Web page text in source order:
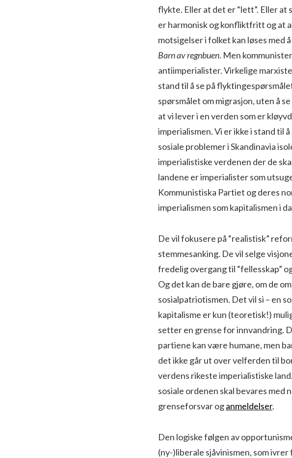
flykte. Eller at det er “lett”. Eller at
er harmonisk og konfliktfritt og at
motsigelser i folket kan løses med
Barn av regnbuen. Men
antiimperialister. Virkelige
stand til å se på
spørsmålet om migrasjon, uten å
at vi lever i en verden som er
imperialismen. Vi er ikke i stand til å
sosiale problemer i Skandinavia
imperialistiske verdenen der de
landene er imperialister som
Kommunistiska Partiet og deres
imperialismen som kapitalismen i
De vil fokusere på “realistisk”
stemmesanking. De vil selge
fredelig overgang til “fellesskap”
Og det kan de bare gjøre, om de
sosialpatriotismen. Det vil si – en
kapitalisme er kun (teoretisk!)
setter en grense for innvandring.
partiene kan være humane, men
det ikke går ut over velferden til
verdens rikeste imperialistiske
sosiale ordenen skal bevares med
grenseforsvar oganmeldelser.
Den logiske følgen av
(ny-)liberale sjåvinismen, som